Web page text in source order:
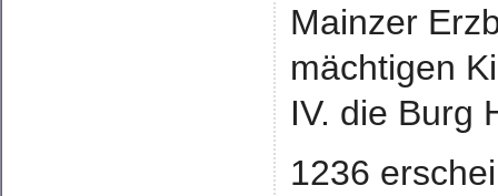
Mainzer
mächtigen
IV. die Burg
1236